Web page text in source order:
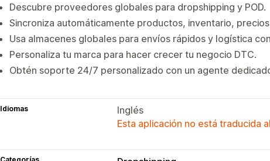
Descubre proveedores globales para dropshipping y POD.
Sincroniza automáticamente productos, inventario,
Usa almacenes globales para envíos rápidos y logística
Personaliza tu marca para hacer crecer tu negocio DTC.
Obtén soporte 24/7 personalizado con un agente
Idiomas
Inglés
Esta aplicación no está traducida